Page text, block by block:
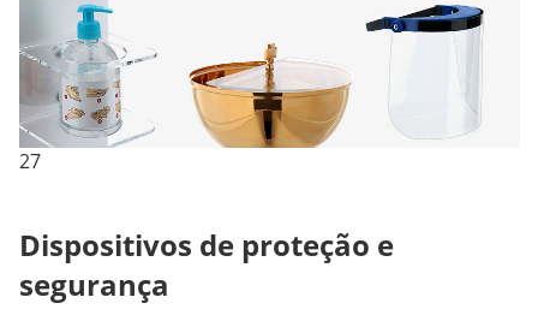
27
Dispositivos de proteção e
segurança